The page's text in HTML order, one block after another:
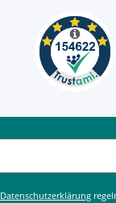
Datenschutzerklärung